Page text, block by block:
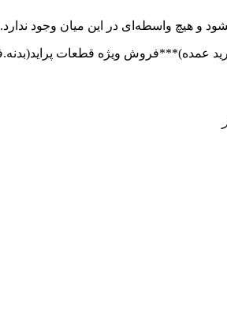
و هیچ واسطه‌ای در این میان وجود ندارد.